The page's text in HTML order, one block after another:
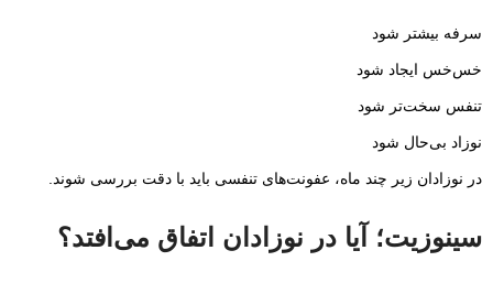
سرفه بیشتر شود
خس‌خس ایجاد شود
تنفس سخت‌تر شود
نوزاد بی‌حال شود
در نوزادان زیر چند ماه، عفونت‌های تنفسی باید با دقت بررسی شوند.
سینوزیت؛ آیا در نوزادان اتفاق می‌افتد؟